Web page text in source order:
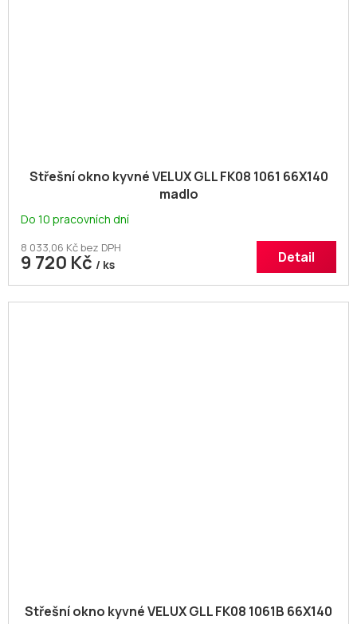
Střešní okno kyvné VELUX GLL FK08 1061 66X140
madlo
Do 10 pracovních dní
8 033,06 Kč bez DPH
9 720 Kč / ks Detail
Střešní okno kyvné VELUX GLL FK08 1061B 66X140